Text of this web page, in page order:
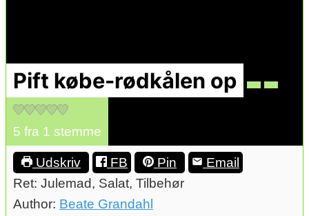
Pift købe-rødkålen op
5 fra 1 stemme
Udskriv FB Pin
Email
Ret: Julemad, Salat, Tilbehør
Author: Beate Grandahl